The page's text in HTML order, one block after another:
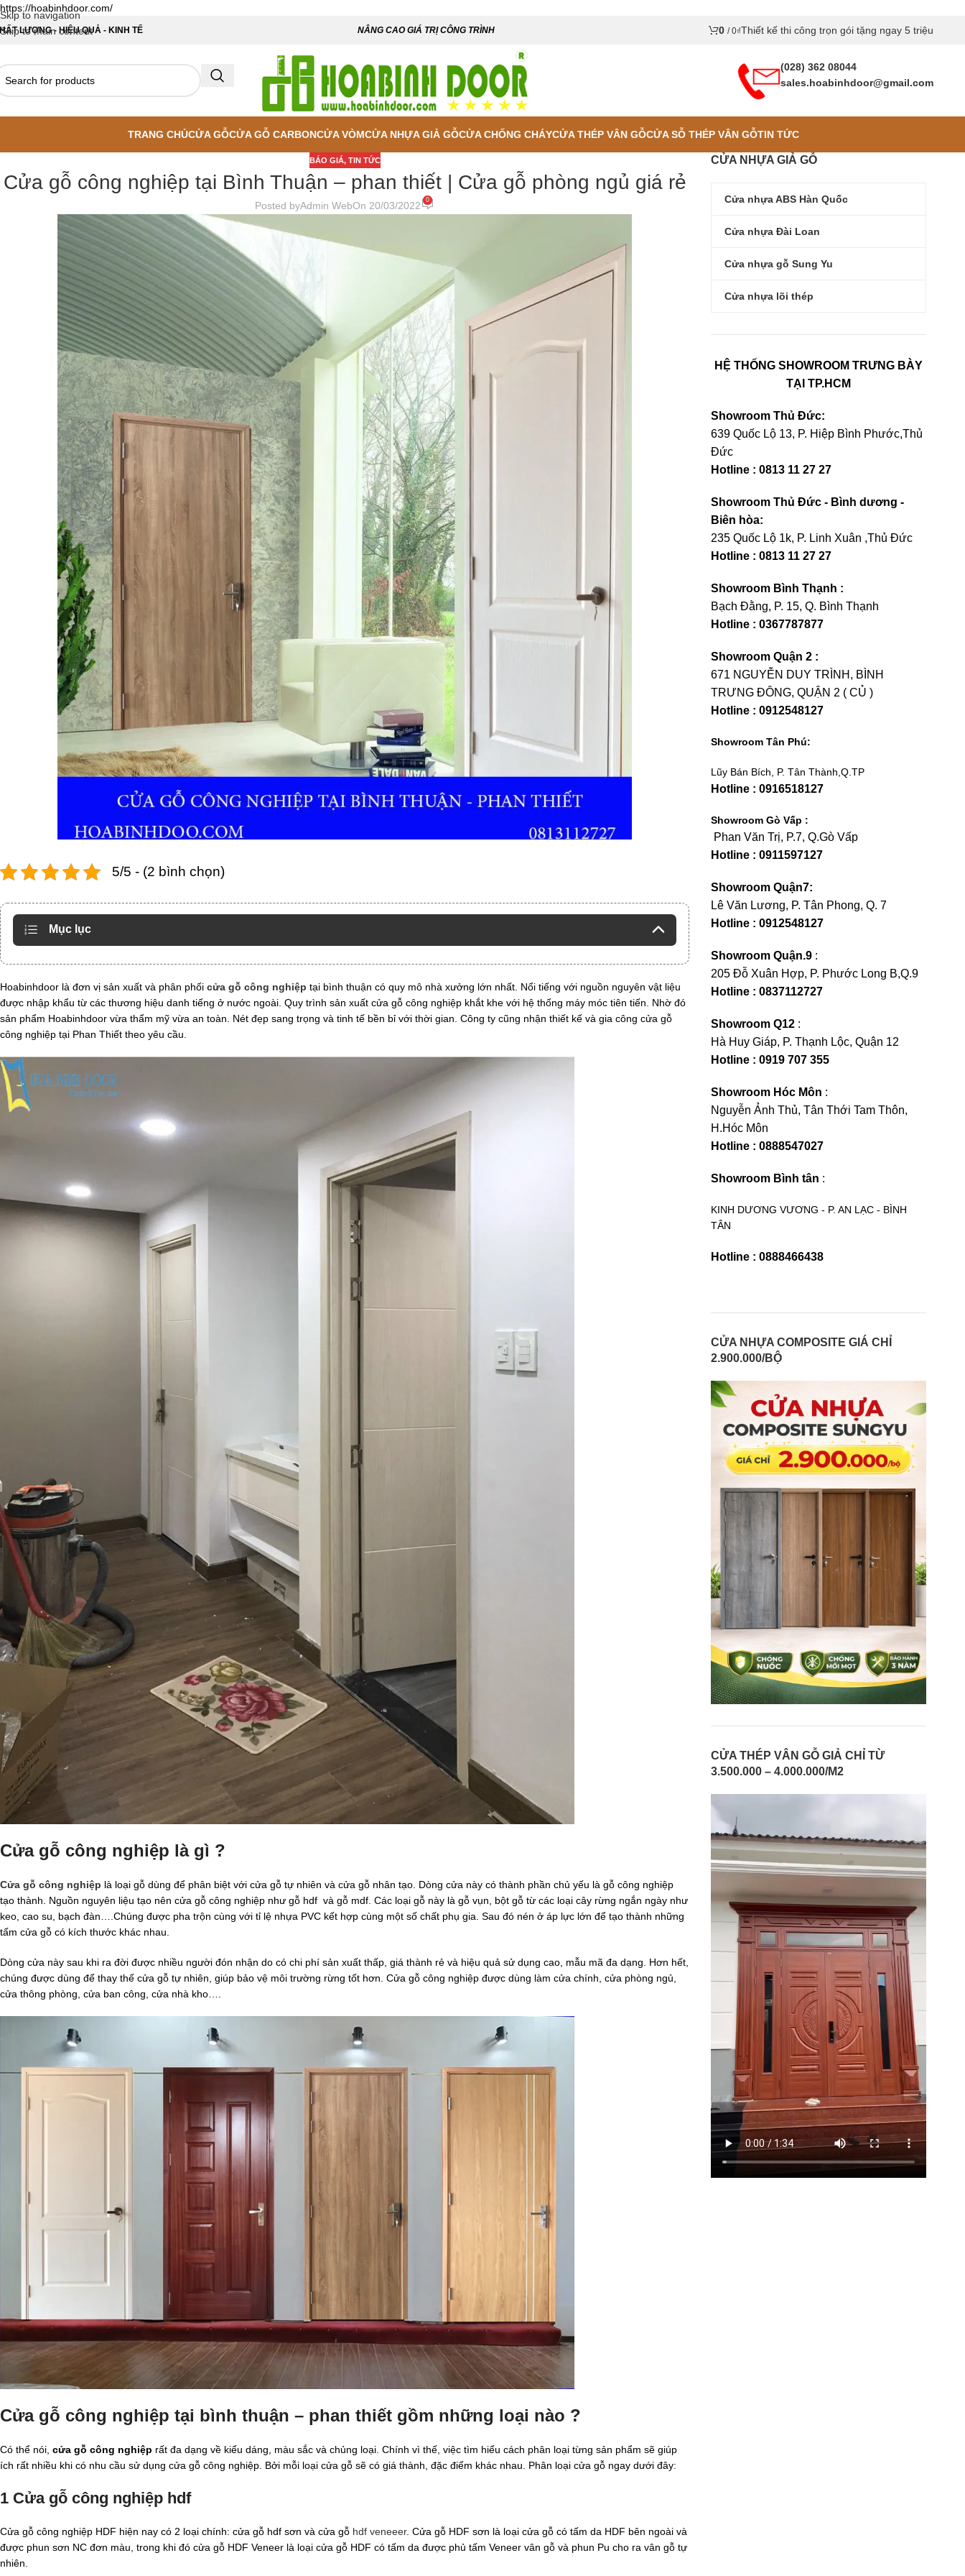
https://hoabinhdoor.com/
Skip to navigation
Skip to main content
LƯỢNG - HIỆU QUẢ - KINH TẾ NÂNG CAO GIÁ TRỊ CÔNG TRÌNH 0 / 0₫Thiết kế thi công trọn gói tặng ngay 5 triệu
(028) 362 08044
sales.hoabinhdoor@gmail.com
TRANG CHỦCỬA GỖCỬA GỖ CARBONCỬA VÒMCỬA NHỰA GIẢ GỖCỬA CHỐNG CHÁYCỬA THÉP VÂN GỖCỬA SỖ THÉP VÂN GỖTIN TỨC
BÁO GIÁ, TIN TỨC
Cửa gỗ công nghiệp tại Bình Thuận – phan thiết | Cửa gỗ phòng ngủ giá rẻ
Posted byAdmin WebOn 20/03/2022 0
5/5 - (2 bình chọn)
Mục lục
Hoabinhdoor là đơn vị sản xuất và phân phối cửa gỗ công nghiệp tại bình thuận có quy mô nhà xưởng lớn nhất. Nổi tiếng với nguồn nguyên vật liệu
được nhập khẩu từ các thương hiệu danh tiếng ở nước ngoài. Quy trình sản xuất cửa gỗ công nghiệp khắt khe với hệ thống máy móc tiên tiến. Nhờ đó
sản phẩm Hoabinhdoor vừa thẩm mỹ vừa an toàn. Nét đẹp sang trọng và tinh tế bền bỉ với thời gian. Công ty cũng nhận thiết kế và gia công cửa gỗ
công nghiệp tại Phan Thiết theo yêu cầu.
Cửa gỗ công nghiệp là gì ?
Cửa gỗ công nghiệp là loại gỗ dùng để phân biệt với cửa gỗ tự nhiên và cửa gỗ nhân tạo. Dòng cửa này có thành phần chủ yếu là gỗ công nghiệp
tạo thành. Nguồn nguyên liệu tạo nên cửa gỗ công nghiệp như gỗ hdf và gỗ mdf. Các loại gỗ này là gỗ vụn, bột gỗ từ các loại cây rừng ngắn ngày như
keo, cao su, bạch đàn….Chúng được pha trộn cùng với tỉ lệ nhựa PVC kết hợp cùng một số chất phụ gia. Sau đó nén ở áp lực lớn để tạo thành những
tấm cửa gỗ có kích thước khác nhau.
Dòng cửa này sau khi ra đời được nhiều người đón nhận do có chi phí sản xuất thấp, giá thành rẻ và hiệu quả sử dụng cao, mẫu mã đa dạng. Hơn hết,
chúng được dùng để thay thế cửa gỗ tự nhiên, giúp bảo vệ môi trường rừng tốt hơn. Cửa gỗ công nghiệp được dùng làm cửa chính, cửa phòng ngủ,
cửa thông phòng, cửa ban công, cửa nhà kho….
Cửa gỗ công nghiệp tại bình thuận – phan thiết gồm những loại nào ?
Có thể nói, cửa gỗ công nghiệp rất đa dạng về kiểu dáng, màu sắc và chủng loại. Chính vì thế, việc tìm hiểu cách phân loại từng sản phẩm sẽ giúp
ích rất nhiều khi có nhu cầu sử dụng cửa gỗ công nghiệp. Bởi mỗi loại cửa gỗ sẽ có giá thành, đặc điểm khác nhau. Phân loại cửa gỗ ngay dưới đây:
1 Cửa gỗ công nghiệp hdf
Cửa gỗ công nghiệp HDF hiện nay có 2 loại chính: cửa gỗ hdf sơn và cửa gỗ hdf veneeer. Cửa gỗ HDF sơn là loại cửa gỗ có tấm da HDF bên ngoài và
được phun sơn NC đơn màu, trong khi đó cửa gỗ HDF Veneer là loại cửa gỗ HDF có tấm da được phủ tấm Veneer vân gỗ và phun Pu cho ra vân gỗ tự
nhiên.
CỬA NHỰA GIẢ GỖ
Cửa nhựa ABS Hàn Quốc
Cửa nhựa Đài Loan
Cửa nhựa gỗ Sung Yu
Cửa nhựa lõi thép
HỆ THỐNG SHOWROOM TRƯNG BÀY
TẠI TP.HCM
Showroom Thủ Đức:
639 Quốc Lộ 13, P. Hiệp Bình Phước,Thủ
Đức
Hotline : 0813 11 27 27
Showroom Thủ Đức - Bình dương -
Biên hòa:
235 Quốc Lộ 1k, P. Linh Xuân ,Thủ Đức
Hotline : 0813 11 27 27
Showroom Bình Thạnh :
Bạch Đằng, P. 15, Q. Bình Thạnh
Hotline : 0367787877
Showroom Quận 2 :
671 NGUYỄN DUY TRÌNH, BÌNH
TRƯNG ĐÔNG, QUẬN 2 ( CỦ )
Hotline : 0912548127
Showroom Tân Phú:
Lũy Bán Bích, P. Tân Thành,Q.TP
Hotline : 0916518127
Showroom Gò Vấp :
Phan Văn Trị, P.7, Q.Gò Vấp
Hotline : 0911597127
Showroom Quận7:
Lê Văn Lương, P. Tân Phong, Q. 7
Hotline : 0912548127
Showroom Quận.9 :
205 Đỗ Xuân Hợp, P. Phước Long B,Q.9
Hotline : 0837112727
Showroom Q12 :
Hà Huy Giáp, P. Thạnh Lộc, Quận 12
Hotline : 0919 707 355
Showroom Hóc Môn :
Nguyễn Ảnh Thủ, Tân Thới Tam Thôn,
H.Hóc Môn
Hotline : 0888547027
Showroom Bình tân :
KINH DƯƠNG VƯƠNG - P. AN LẠC - BÌNH
TÂN
Hotline : 0888466438
CỬA NHỰA COMPOSITE GIÁ CHỈ
2.900.000/BỘ
CỬA THÉP VÂN GỖ GIẢ CHỈ TỪ
3.500.000 – 4.000.000/M2